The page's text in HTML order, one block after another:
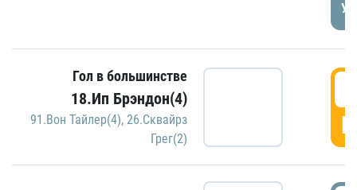
Гол в большинстве
18.Ип Брэндон(4)
91.Вон Тайлер(4), 26.Сквайрз
Грег(2)